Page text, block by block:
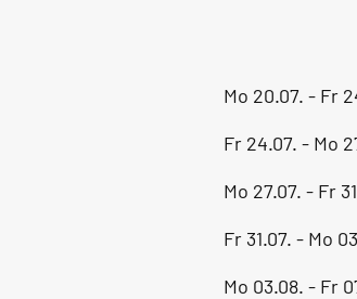
Mo 20.07. - Fr
Fr 24.07. - Mo
Mo 27.07. - Fr
Fr 31.07. - Mo
Mo 03.08. - Fr